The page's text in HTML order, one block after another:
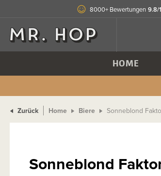
8000+ Bewertungen 9.8/
HOME
Zurück Home Biere Sonneblond
Sonneblond